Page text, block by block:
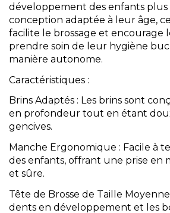
développement des enfants plus
conception adaptée à leur âge,
facilite le brossage et encourage
prendre soin de leur hygiène
manière autonome.
Caractéristiques :
Brins Adaptés : Les brins sont
en profondeur tout en étant
gencives.
Manche Ergonomique : Facile à
des enfants, offrant une prise en
et sûre.
Tête de Brosse de Taille
dents en développement et les